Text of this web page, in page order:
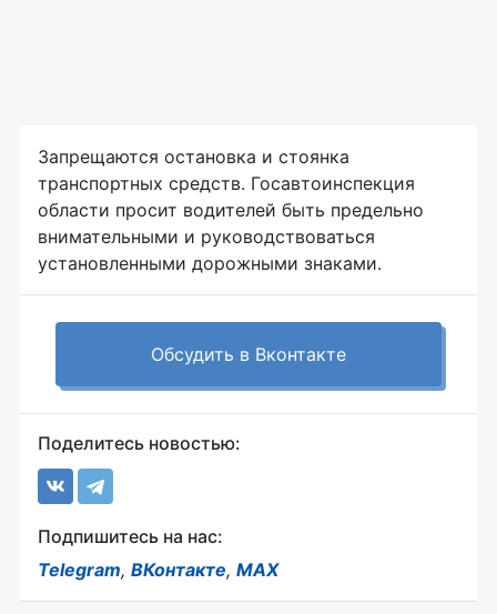
Запрещаются остановка и стоянка
транспортных средств. Госавтоинспекция
области просит водителей быть предельно
внимательными и руководствоваться
установленными дорожными знаками.
Обсудить в Вконтакте
Поделитесь новостью:
Подпишитесь на нас:
Telegram, ВКонтакте, MAX